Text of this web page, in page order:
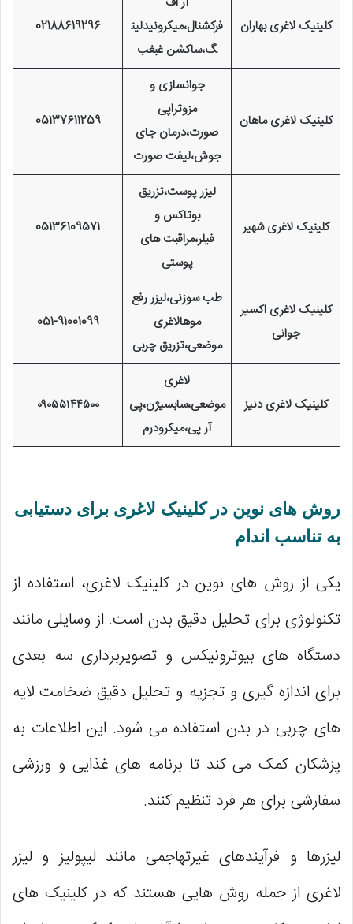
کلینیک لاغری بهاران
فرکشنال،میکرونیدلین
گ،ساکشن غبغب
02188619296
کلینیک لاغری ماهان
جوانسازی و
مزوتراپی
صورت،درمان جای
جوش،لیفت صورت
05137611259
کلینیک لاغری شهیر
لیزر پوست،تزریق
بوتاکس و
فیلر،مراقبت های
پوستی
05136109571
کلینیک لاغری اکسیر
جوانی
طب سوزنی،لیزر رفع
موهالاغری
موضعی،تزریق چربی
051-91001099
کلینیک لاغری دنیز
لاغری
موضعی،سابسیژن،پی
آر پی،میکرودرم
۰۹۰۵۵۱۴۴۵۰۰
روش‌ های نوین در کلینیک لاغری برای دستیابی
به تناسب اندام
یکی از روش‌ های نوین در کلینیک لاغری، استفاده از
تکنولوژی برای تحلیل دقیق بدن است. از وسایلی مانند
دستگاه‌ های بیوترونیکس و تصویربرداری سه بعدی
برای اندازه‌ گیری و تجزیه و تحلیل دقیق ضخامت لایه‌
های چربی در بدن استفاده می‌ شود. این اطلاعات به
پزشکان کمک می‌ کند تا برنامه‌ های غذایی و ورزشی
سفارشی برای هر فرد تنظیم کنند.
لیزرها و فرآیندهای غیرتهاجمی مانند لیپولیز و لیزر
لاغری از جمله روش‌ هایی هستند که در کلینیک‌ های